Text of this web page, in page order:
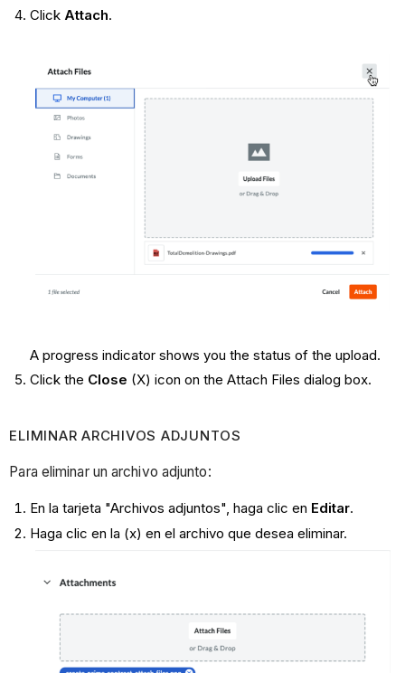
Click Attach.
A progress indicator shows you the status of the upload.
Click the Close (X) icon on the Attach Files dialog box.
ELIMINAR ARCHIVOS ADJUNTOS
Para eliminar un archivo adjunto:
En la tarjeta "Archivos adjuntos", haga clic en Editar.
Haga clic en la (x) en el archivo que desea eliminar.